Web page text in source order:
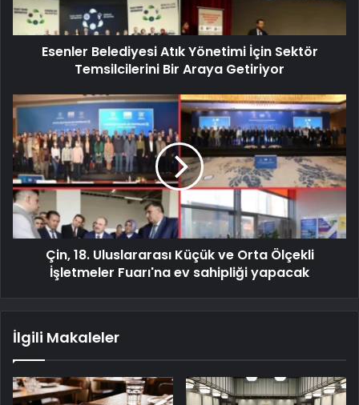
Esenler Belediyesi Atık Yönetimi İçin Sektör
Temsilcilerini Bir Araya Getiriyor
Çin, 18. Uluslararası Küçük ve Orta Ölçekli
İşletmeler Fuarı'na ev sahipliği yapacak
İlgili Makaleler